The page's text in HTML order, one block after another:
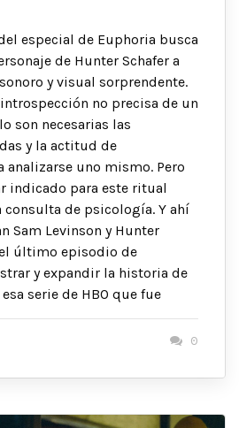
especial de Euphoria busca
de Hunter Schafer a
y visual sorprendente.
introspección no precisa de un
son necesarias las
y la actitud de
analizarse uno mismo. Pero
indicado para este ritual
consulta de psicología. Y ahí
Sam Levinson y Hunter
último episodio de
y expandir la historia de
serie de HBO que fue
0